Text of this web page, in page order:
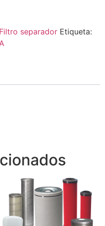
Filtro separador Etiqueta: